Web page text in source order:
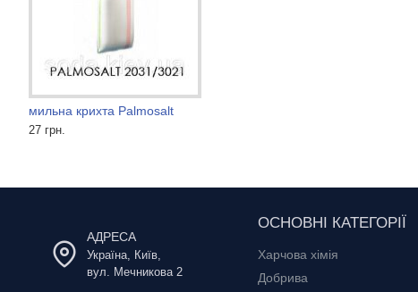
мильна крихта Palmosalt
27 грн.
Лаурамін Оксид 30%
64 грн.
АДРЕСА
Україна, Київ,
вул. Мечникова 2
ОСНОВНІ КАТЕГОРІЇ
Харчова хімія
Добрива